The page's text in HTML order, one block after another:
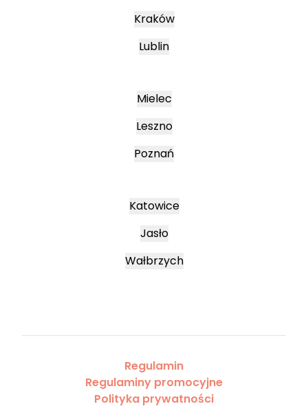
Kraków
Lublin
Mielec
Leszno
Poznań
Katowice
Jasło
Wałbrzych
Regulamin
Regulaminy promocyjne
Polityka prywatności